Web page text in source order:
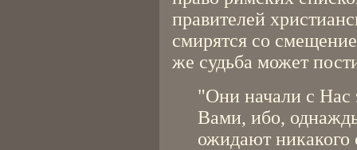
правителей
смирятся со
же судьба может
"Они начали с Нас
Вами, ибо,
ожидают никакого